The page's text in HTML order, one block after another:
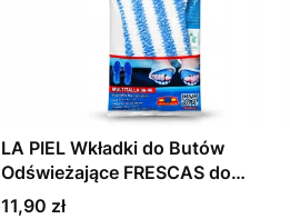
LA PIEL Wkładki do Butów
Odświeżające FRESCAS do
wyciniania (36 – 46)
Cena
11,90 zł